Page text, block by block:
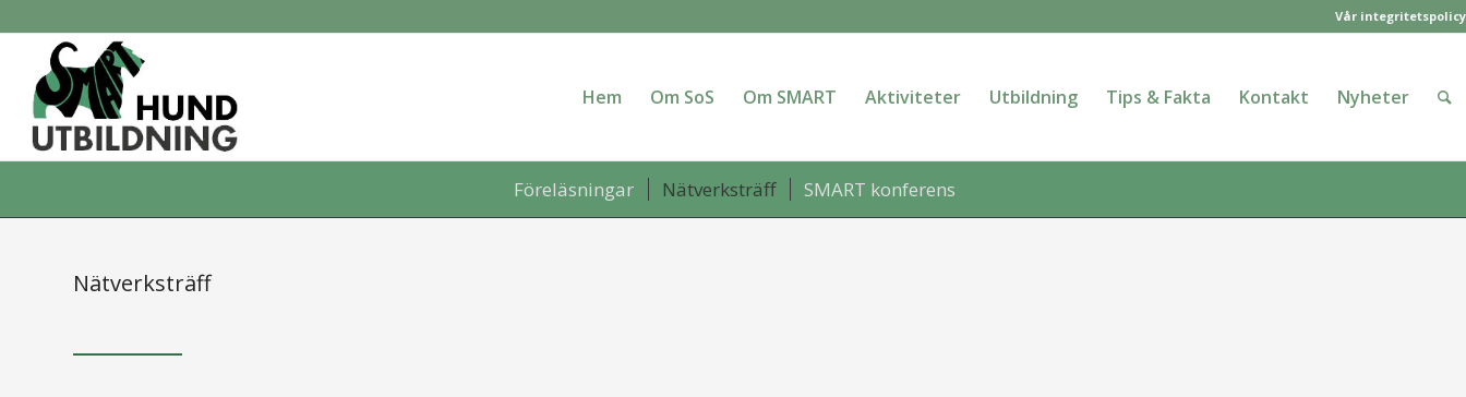
Vår integritetspolicy
Hem Om SoS Om SMART Aktiviteter Utbildning Tips & Fakta Kontakt Nyheter
Föreläsningar Nätverksträff SMART konferens
Nätverksträff